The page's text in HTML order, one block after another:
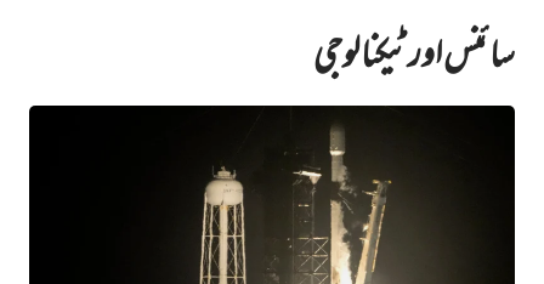
سائنس اور ٹیکنالوجی